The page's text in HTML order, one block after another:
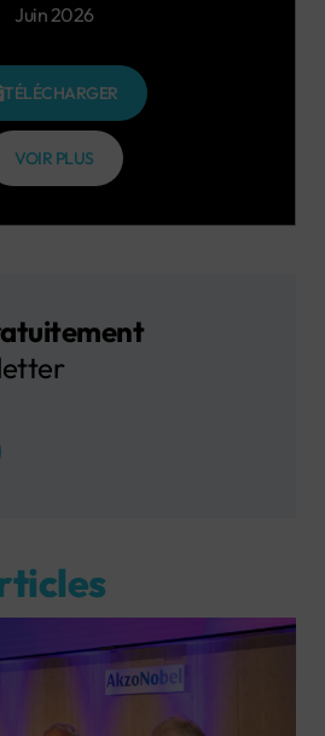
Juin 2026
TÉLÉCHARGER
VOIR PLUS